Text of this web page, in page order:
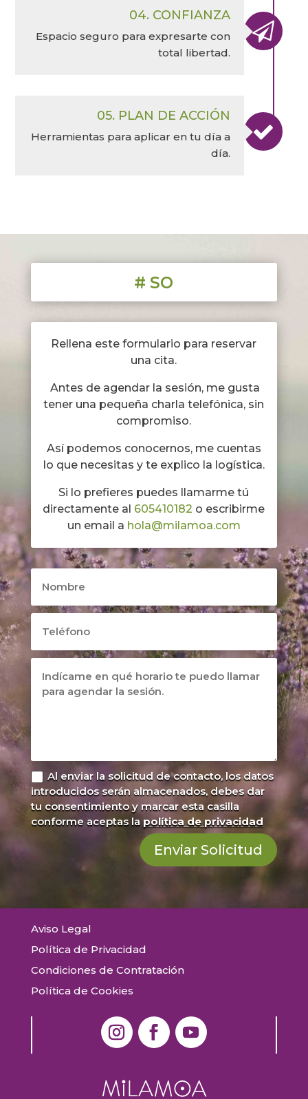

04. CONFIANZA
Espacio seguro para expresarte con
total libertad.

05. PLAN DE ACCIÓN
Herramientas para aplicar en tu día a
día.
SOLICITAR SE
Rellena este formulario para reservar
una cita.
Antes de agendar la sesión, me gusta
tener una pequeña charla telefónica, sin
compromiso.
Así podemos conocernos, me cuentas
lo que necesitas y te explico la logística.
Si lo prefieres puedes llamarme tú
directamente al 605410182 o escribirme
un email a hola@milamoa.com
Al enviar la solicitud de contacto, los datos
introducidos serán almacenados, debes dar
tu consentimiento y marcar esta casilla
conforme aceptas lapolítica de privacidad
Enviar Solicitud
Aviso Legal
Política de Privacidad
Condiciones de Contratación
Política de Cookies